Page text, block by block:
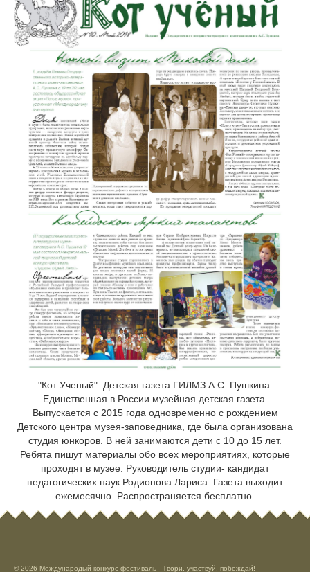
"Кот Ученый". Детская газета ГИЛМЗ А.С. Пушкина.
Единственная в России музейная детская газета.
Выпускается с 2015 года одновременно с рождением
Детского центра музея-заповедника, где была организована
студия юнкоров. В ней занимаются дети с 10 до 15 лет.
Ребята пишут материалы обо всех мероприятиях, которые
проходят в музее. Руководитель студии- кандидат
педагогических наук Родионова Лариса. Газета выходит
ежемесячно. Распространяется бесплатно.
© 2026 Международый конкурс-фестиваль - Твори, участвуй, побеждай!